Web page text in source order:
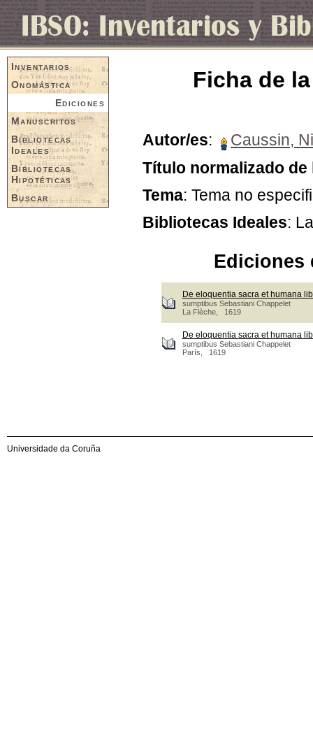
Inventarios
Onomástica
Ediciones
Manuscritos
Bibliotecas
Ideales
Bibliotecas
Hipotéticas
Buscar
Ficha de
Autor/es:
Caussin,
Título normalizado de
Tema: Tema no
Bibliotecas Ideales:
Ediciones
De eloquentia sacra et humana
sumptibus Sebastiani Chappelet
La Flèche, 1619
De eloquentia sacra et humana
sumptibus Sebastiani Chappelet
París, 1619
Universidade da Coruña